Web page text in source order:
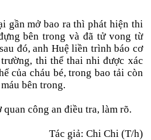
gần mở bao ra thì phát hiện thi
bên trong và đã tử vong từ
đó, anh Huệ liền trình báo cơ
thi thể thai nhi được xác
của cháu bé, trong bao tải còn
bên trong.
công an điều tra, làm rõ.
Tác giả: Chi Chi (T/h)